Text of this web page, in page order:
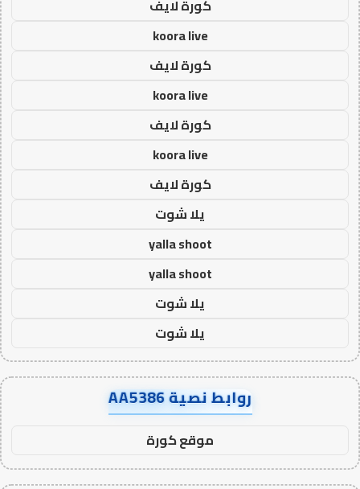
كورة لايف
koora live
كورة لايف
koora live
كورة لايف
koora live
كورة لايف
يلا شوت
yalla shoot
yalla shoot
يلا شوت
يلا شوت
روابط نصية AA5386
موقع كورة